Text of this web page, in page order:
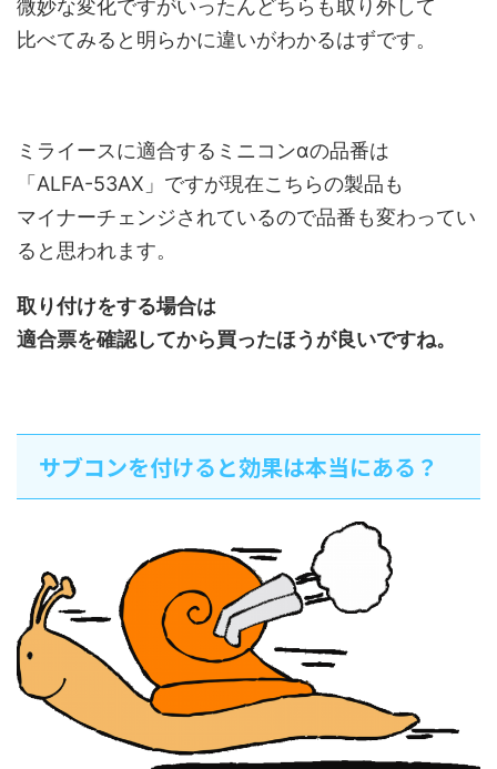
微妙な変化ですがいったんどちらも取り外して
比べてみると明らかに違いがわかるはずです。
ミライースに適合するミニコンαの品番は
「ALFA-53AX」ですが現在こちらの製品も
マイナーチェンジされているので品番も変わってい
ると思われます。
取り付けをする場合は
適合票を確認してから買ったほうが良いですね。
サブコンを付けると効果は本当にある？